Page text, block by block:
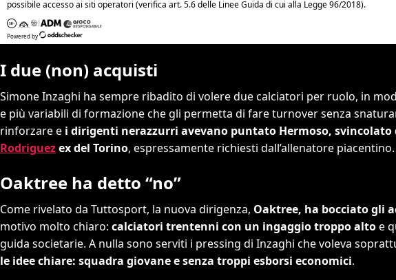
I due (non) acquisti
Simone Inzaghi ha sempre ribadito di volere due calciatori per ruolo, in
e più variabili di formazione che gli permetta di fare turnover senza
rinforzare e i dirigenti nerazzurri avevano puntato Hermoso, svincolato
Rodriguezex del Torino, espressamente richiesti dall’allenatore
Oaktree ha detto “no”
Come rivelato da Tuttosport, la nuova dirigenza, Oaktree, ha bocciato gli
motivo molto chiaro: calciatori trentenni con un ingaggio troppo altoe
guida societarie. A nulla sono serviti i pressing di Inzaghi che voleva
le idee chiare: squadra giovane e senza troppi esborsi economici.